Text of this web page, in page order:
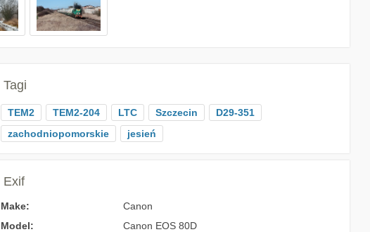
Tagi
TEM2 TEM2-204 LTC Szczecin
D29-351
zachodniopomorskie
jesień
Exif
Make:
Canon
Model:
Canon EOS 80D